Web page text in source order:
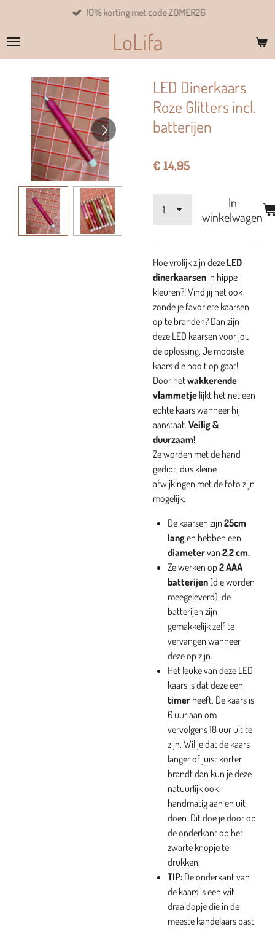
naar
de
LoLifa
10% korting met code ZOMER26
LED Dinerkaars
Roze Glitters incl.
batterijen
€ 14,95
In
winkelwagen
Hoe vrolijk zijn deze LED
dinerkaarsen in hippe
kleuren?!Vind jij het ook
zonde je favoriete kaarsen
op te branden? Dan zijn
deze LED kaarsen voor jou
de oplossing. Je mooiste
kaars die nooit op gaat!
Door hetwakkerende
vlammetje lijkt het net een
echte kaars wanneer hij
aanstaat. Veilig &
duurzaam!
Ze worden met de hand
gedipt, dus kleine
afwijkingen met de foto zijn
mogelijk.
De kaarsen zijn 25cm
langen hebben een
diametervan 2,2 cm.
Ze werken op 2 AAA
batterijen (die worden
meegeleverd), de
batterijen zijn
gemakkelijk zelf te
vervangen wanneer
deze op zijn.
Het leuke van deze LED
kaars is dat deze een
timer heeft. De kaars is
6 uur aan om
vervolgens 18 uur uit te
zijn. Wil je dat de kaars
langer of juist korter
brandt dan kun je deze
natuurlijk ook
handmatig aan en uit
doen. Dit doe je door op
de onderkant op het
zwarte knopje te
drukken.
TIP: De onderkant van
de kaars is een wit
draaidopje die in de
meeste kandelaars past.